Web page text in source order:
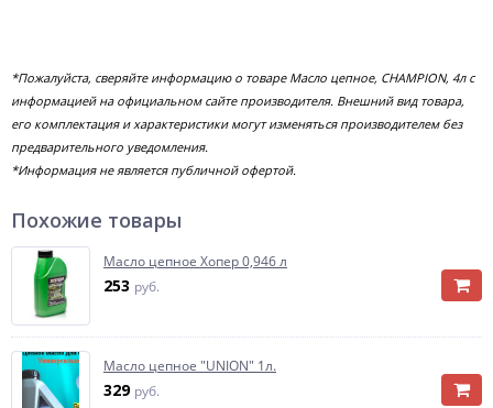
*Пожалуйста, сверяйте информацию о товаре Масло цепное, CHAMPION, 4л с
информацией на официальном сайте производителя. Внешний вид товара,
его комплектация и характеристики могут изменяться производителем без
предварительного уведомления.
*Информация не является публичной офертой.
Похожие товары
Масло цепное Хопер 0,946 л
253 руб.
Масло цепное "UNION" 1л.
329 руб.